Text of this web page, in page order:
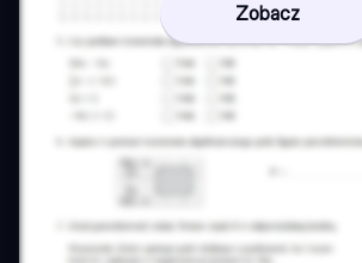
Zobacz